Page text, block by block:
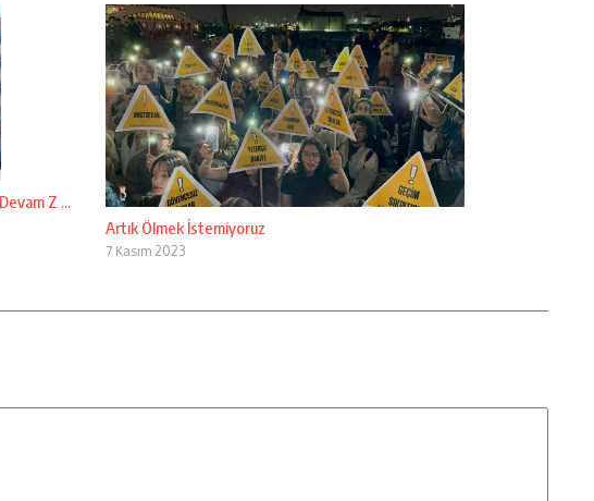
Z ...
Artık Ölmek İstemiyoruz
7 Kasım 2023